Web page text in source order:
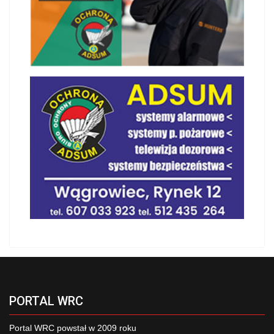
PORTAL WRC
Portal WRC powstał w 2009 roku